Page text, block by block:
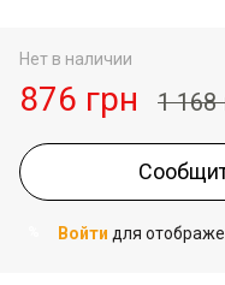
Нет в наличии
876 грн 1 168
Войти для